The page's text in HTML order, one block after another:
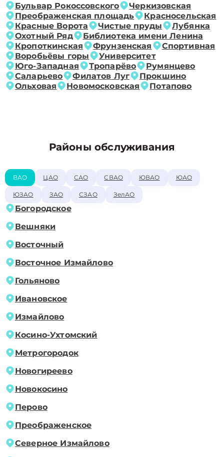
Бульвар Рокоссовского
Черкизовская
Преображенская площадь
Красносельская
Красные Ворота
Чистые пруды
Лубянка
Охотный Ряд
Библиотека имени Ленина
Кропоткинская
Фрунзенская
Спортивная
Воробьёвы горы
Университет
Юго-Западная
Тропарёво
Румянцево
Саларьево
Филатов Луг
Прокшино
Ольховая
Новомосковская Потапово
Районы обслуживания
ВАО ЦАО САО СВАО ЮВАО ЮАО
ЮЗАО ЗАО СЗАО ЗелАО
Богородское
Вешняки
Восточный
Восточное Измайлово
Гольяново
Ивановское
Измайлово
Косино-Ухтомский
Метрогородок
Новогиреево
Новокосино
Перово
Преображенское
Северное Измайлово